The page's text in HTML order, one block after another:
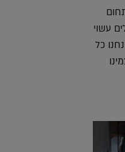
עשוי
כל